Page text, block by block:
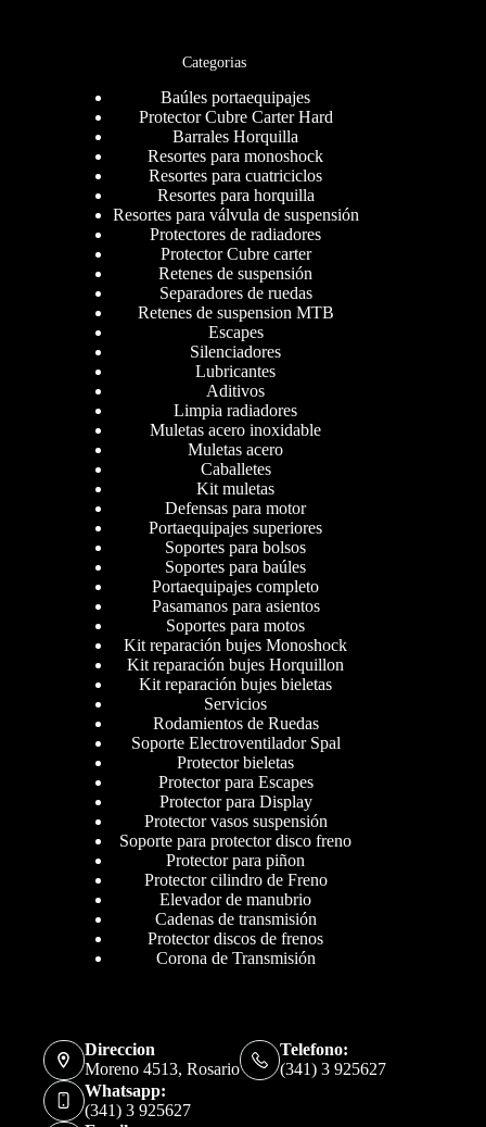
Categorias
Baúles portaequipajes
Protector Cubre Carter Hard
Barrales Horquilla
Resortes para monoshock
Resortes para cuatriciclos
Resortes para horquilla
Resortes para válvula de suspensión
Protectores de radiadores
Protector Cubre carter
Retenes de suspensión
Separadores de ruedas
Retenes de suspension MTB
Escapes
Silenciadores
Lubricantes
Aditivos
Limpia radiadores
Muletas acero inoxidable
Muletas acero
Caballetes
Kit muletas
Defensas para motor
Portaequipajes superiores
Soportes para bolsos
Soportes para baúles
Portaequipajes completo
Pasamanos para asientos
Soportes para motos
Kit reparación bujes Monoshock
Kit reparación bujes Horquillon
Kit reparación bujes bieletas
Servicios
Rodamientos de Ruedas
Soporte Electroventilador Spal
Protector bieletas
Protector para Escapes
Protector para Display
Protector vasos suspensión
Soporte para protector disco freno
Protector para piñon
Protector cilindro de Freno
Elevador de manubrio
Cadenas de transmisión
Protector discos de frenos
Corona de Transmisión
Direccion
Moreno 4513, Rosario
Telefono:
(341) 3 925627
Whatsapp:
(341) 3 925627